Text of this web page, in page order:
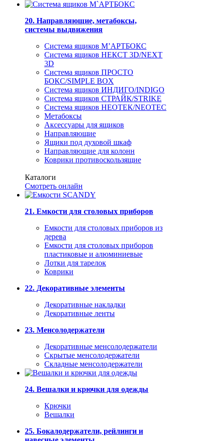
20. Направляющие, метабоксы,
системы выдвижения
Система ящиков М’АРТБОКС
Система ящиков НЕКСТ 3D/NEXT
3D
Система ящиков ПРОСТО
БОКС/SIMPLE BOX
Система ящиков ИНДИГО/INDIGO
Система ящиков СТРАЙК/STRIKE
Система ящиков НЕОТЕК/NEOTEC
Метабоксы
Аксессуары для ящиков
Направляющие
Ящики под духовой шкаф
Направляющие для колонн
Коврики противоскользящие
Каталоги
Смотреть онлайн
21. Емкости для столовых приборов
Емкости для столовых приборов из
дерева
Емкости для столовых приборов
пластиковые и алюминиевые
Лотки для тарелок
Коврики
22. Декоративные элементы
Декоративные накладки
Декоративные ленты
23. Менсолодержатели
Декоративные менсолодержатели
Скрытые менсолодержатели
Складные менсолодержатели
24. Вешалки и крючки для одежды
Крючки
Вешалки
25. Бокалодержатели, рейлинги и